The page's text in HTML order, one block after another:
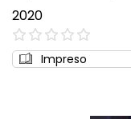
2020
0%
Impreso